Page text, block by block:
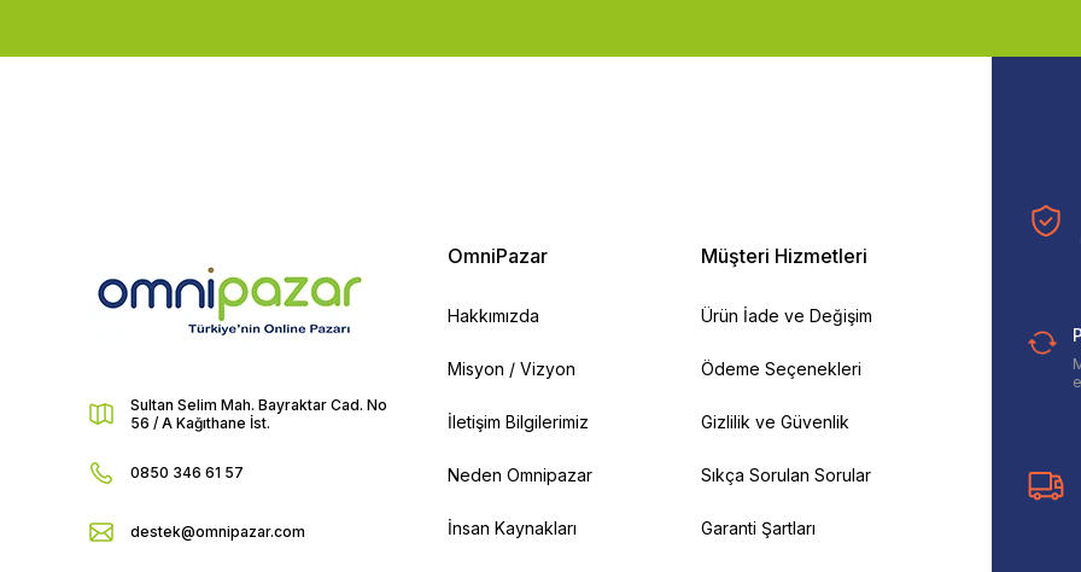
Sultan Selim Mah. Bayraktar Cad. No
56 / A Kağıthane İst.
0850 346 61 57
destek@omnipazar.com
OmniPazar
Hakkımızda
Misyon / Vizyon
İletişim Bilgilerimiz
Neden Omnipazar
İnsan Kaynakları
Müşteri Hizmetleri
Ürün İade ve Değişim
Ödeme Seçenekleri
Gizlilik ve Güvenlik
Sıkça Sorulan Sorular
Garanti Şartları